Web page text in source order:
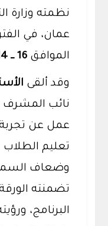
نظمته وزارة
عمان، في
الموافق16 ــ 17/12/2014م
وقد ألقى
نائب المشرف
عمل عن
تعليم
وضعاف
تضمنته
البرنامج،